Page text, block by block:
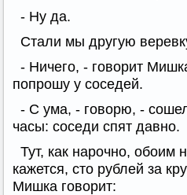
- Ну да.
Стали мы другую
- Ничего, - говорит
попрошу у соседей.
- С ума, - говорю, -
часы: соседи спят давно.
Тут, как нарочно, обоим
кажется, сто рублей за
Мишка говорит: